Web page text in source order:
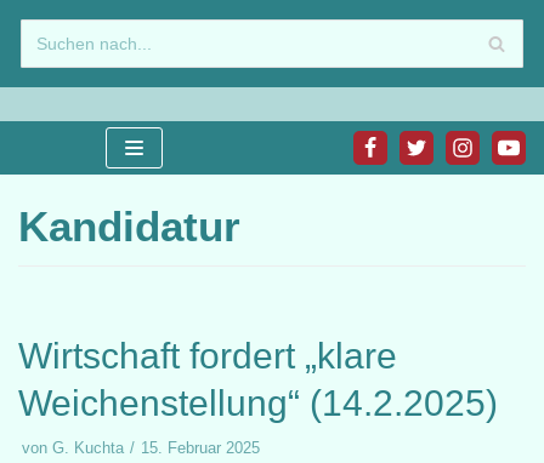
Zum
Inhalt
springen
Kandidatur
Wirtschaft fordert „klare
Weichenstellung“ (14.2.2025)
von G. Kuchta 15. Februar 2025